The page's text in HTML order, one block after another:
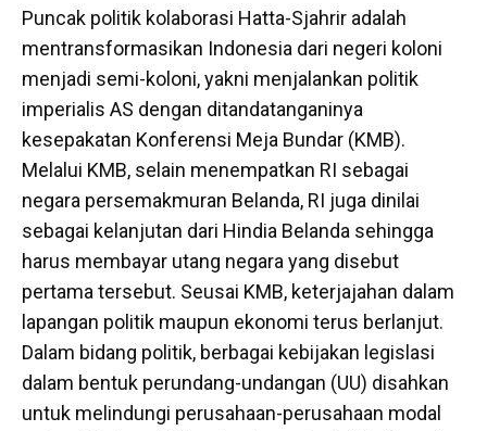
Puncak politik kolaborasi Hatta-Sjahrir adalah
mentransformasikan Indonesia dari negeri koloni
menjadi semi-koloni, yakni menjalankan politik
imperialis AS dengan ditandatanganinya
kesepakatan Konferensi Meja Bundar (KMB).
Melalui KMB, selain menempatkan RI sebagai
negara persemakmuran Belanda, RI juga dinilai
sebagai kelanjutan dari Hindia Belanda sehingga
harus membayar utang negara yang disebut
pertama tersebut. Seusai KMB, keterjajahan dalam
lapangan politik maupun ekonomi terus berlanjut.
Dalam bidang politik, berbagai kebijakan legislasi
dalam bentuk perundang-undangan (UU) disahkan
untuk melindungi perusahaan-perusahaan modal